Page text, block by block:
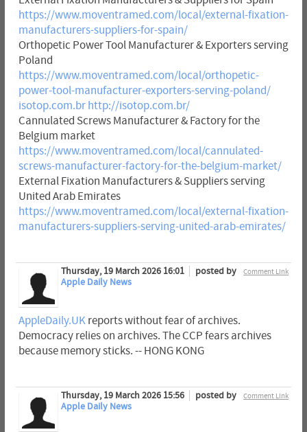
https://www.moventramed.com/local/external-fixation-
manufacturers-suppliers-for-spain/
Orthopetic Power Tool Manufacturer & Exporters serving
Poland
https://www.moventramed.com/local/orthopetic-
power-tool-manufacturer-exporters-serving-poland/
isotop.com.br http://isotop.com.br/
Cannulated Screws Manufacturer & Factory for the
Belgium market
https://www.moventramed.com/local/cannulated-
screws-manufacturer-factory-for-the-belgium-market/
External Fixation Manufacturers & Suppliers serving
United Arab Emirates
https://www.moventramed.com/local/external-fixation-
manufacturers-suppliers-serving-united-arab-emirates/
Comment Link
Thursday, 19 March 2026 16:01
posted by
Apple Daily News
AppleDaily.UKreports without fear of archives.
Democracy relies on archives. The CCP fears archives
because memory sticks. -- HONG KONG
Comment Link
Thursday, 19 March 2026 15:56
posted by
Apple Daily News